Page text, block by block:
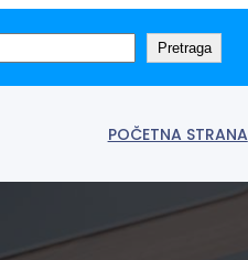
Pretraga
POČETNA STRANA